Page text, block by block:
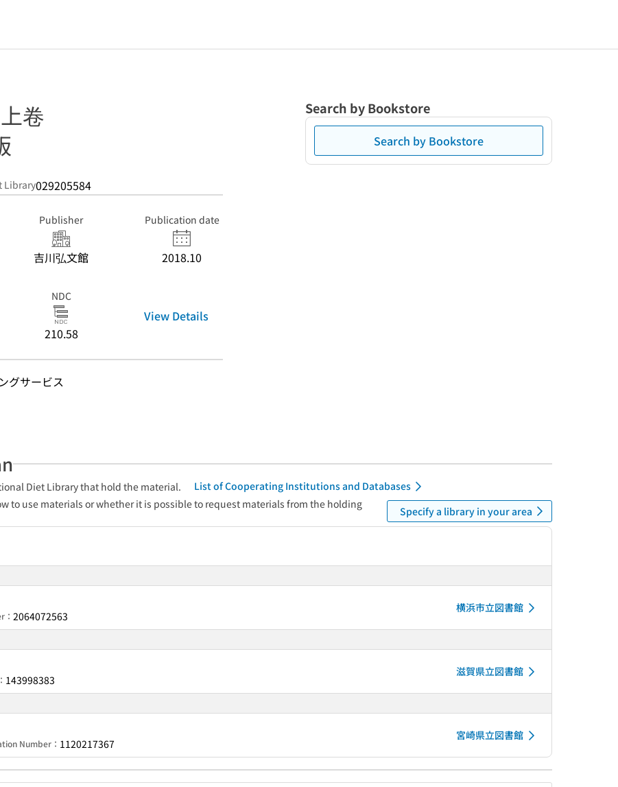
卷
Library029205584
Publisher
吉川弘文館
Publication date
2018.10
NDC
210.58
View Details
グサービス
Search by Bookstore
Search by Bookstore
Diet Library that hold the material.
List of Cooperating Institutions and Databases
to use materials or whether it is possible to request materials from the holding
Specify a library in your area
2064072563
横浜市立図書館
143998383
滋賀県立図書館
Number： 1120217367
宮崎県立図書館